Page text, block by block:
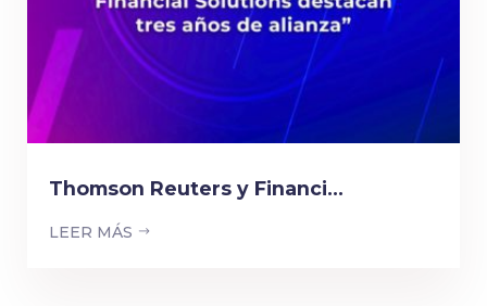
Thomson Reuters y Financi...
LEER MÁS